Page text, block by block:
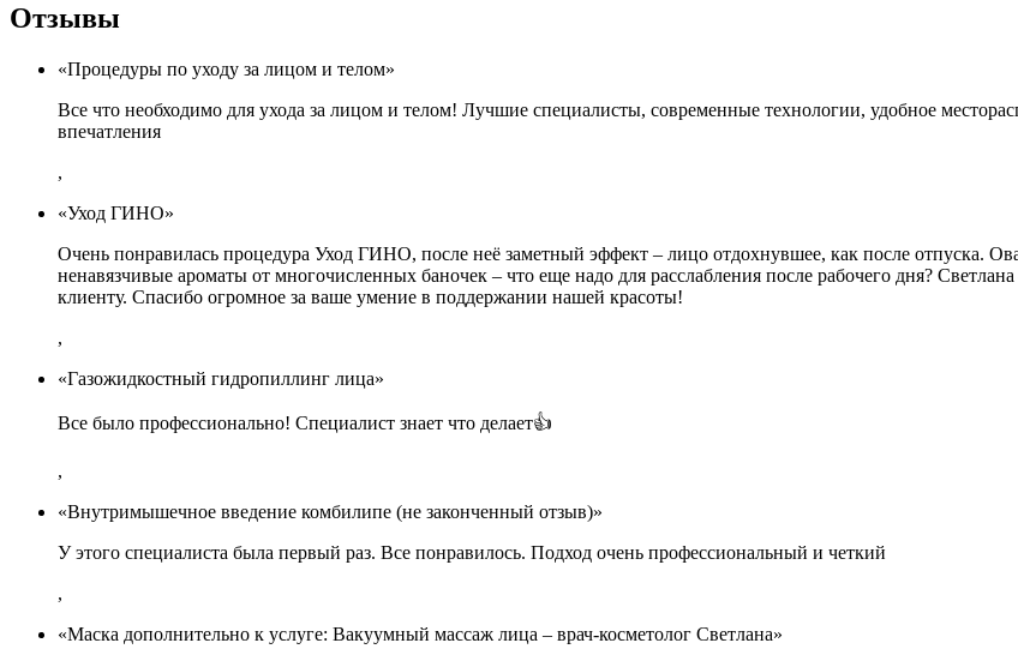
Отзывы
«Процедуры по уходу за лицом и телом»
Все что необходимо для ухода за лицом и телом! Лучшие специалисты, современные технологии, удобное
впечатления
,
«Уход ГИНО»
Очень понравилась процедура Уход ГИНО, после неё заметный эффект – лицо отдохнувшее, как после отпуска.
ненавязчивые ароматы от многочисленных баночек – что еще надо для расслабления после рабочего дня?
клиенту. Спасибо огромное за ваше умение в поддержании нашей красоты!
,
«Газожидкостный гидропиллинг лица»
Все было профессионально! Специалист знает что делает👍
,
«Внутримышечное введение комбилипе (не законченный отзыв)»
У этого специалиста была первый раз. Все понравилось. Подход очень профессиональный и четкий
,
«Маска дополнительно к услуге: Вакуумный массаж лица – врач-косметолог Светлана»